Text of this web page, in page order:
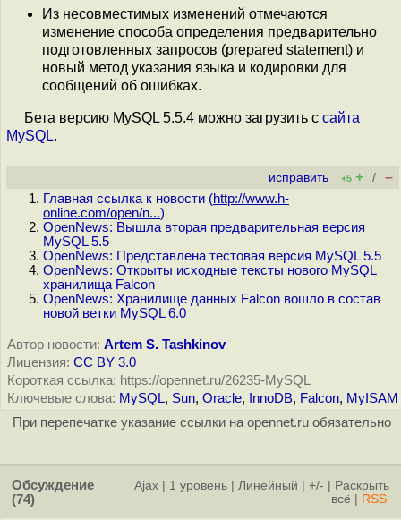
Из несовместимых изменений отмечаются
изменение способа определения предварительно
подготовленных запросов (prepared statement) и
новый метод указания языка и кодировки для
сообщений об ошибках.
Бета версию MySQL 5.5.4 можно загрузить с сайта
MySQL.
исправить +5 + / –
Главная ссылка к новости (http://www.h-
online.com/open/n...)
OpenNews: Вышла вторая предварительная версия
MySQL 5.5
OpenNews: Представлена тестовая версия MySQL 5.5
OpenNews: Открыты исходные тексты нового MySQL
хранилища Falcon
OpenNews: Хранилище данных Falcon вошло в состав
новой ветки MySQL 6.0
Автор новости: Artem S. Tashkinov
Лицензия: CC BY 3.0
Короткая ссылка: https://opennet.ru/26235-MySQL
Ключевые слова: MySQL, Sun, Oracle, InnoDB, Falcon, MyISAM
При перепечатке указание ссылки на opennet.ru обязательно
Обсуждение
(74)
Ajax 1 уровень Линейный +/-
Раскрыть
всё
RSS